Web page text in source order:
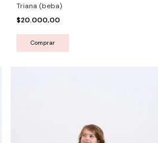
Triana (beba)
$20.000,00
Comprar